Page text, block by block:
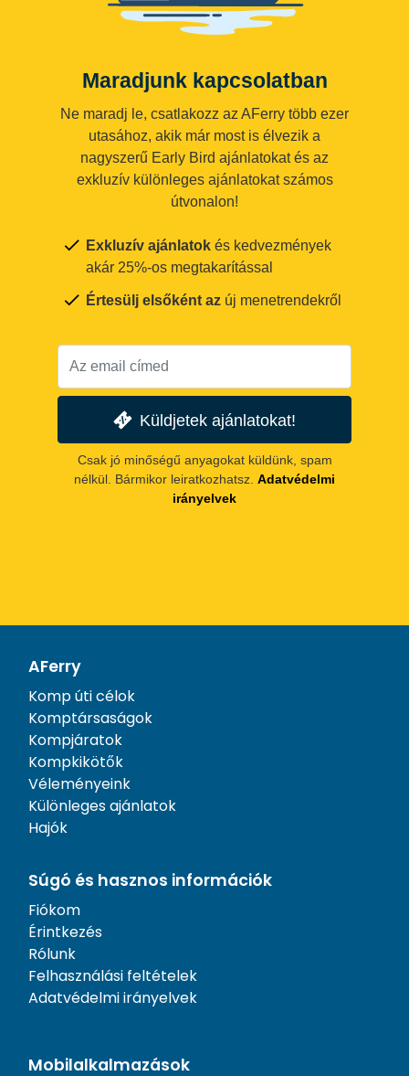
Maradjunk kapcsolatban
Ne maradj le, csatlakozz az AFerry több ezer
utasához, akik már most is élvezik a
nagyszerű Early Bird ajánlatokat és az
exkluzív különleges ajánlatokat számos
útvonalon!
Exkluzív ajánlatok és kedvezmények
akár 25%-os megtakarítással
Értesülj elsőként az új menetrendekről
Küldjetek ajánlatokat!
Csak jó minőségű anyagokat küldünk, spam
nélkül. Bármikor leiratkozhatsz. Adatvédelmi
irányelvek
AFerry
Komp úti célok
Komptársaságok
Kompjáratok
Kompkikötők
Véleményeink
Különleges ajánlatok
Hajók
Súgó és hasznos információk
Fiókom
Érintkezés
Rólunk
Felhasználási feltételek
Adatvédelmi irányelvek
Mobilalkalmazások